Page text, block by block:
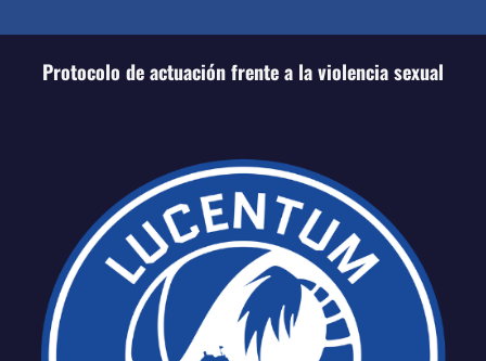
Protocolo de actuación frente a la violencia sexual